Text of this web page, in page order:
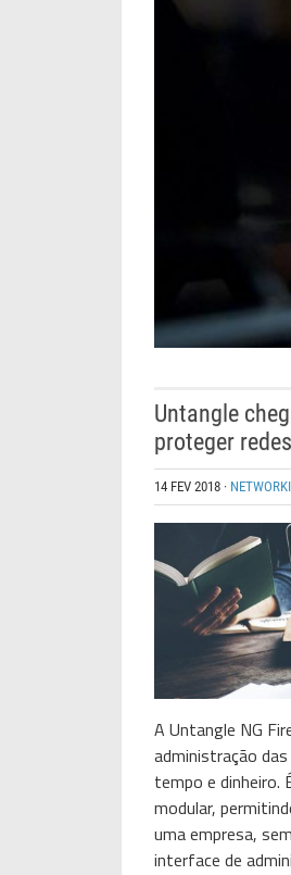
Untangle
proteger
14 FEV 2018 ·
A Untangle NG
administração
tempo e dinheiro.
modular,
uma empresa,
interface de